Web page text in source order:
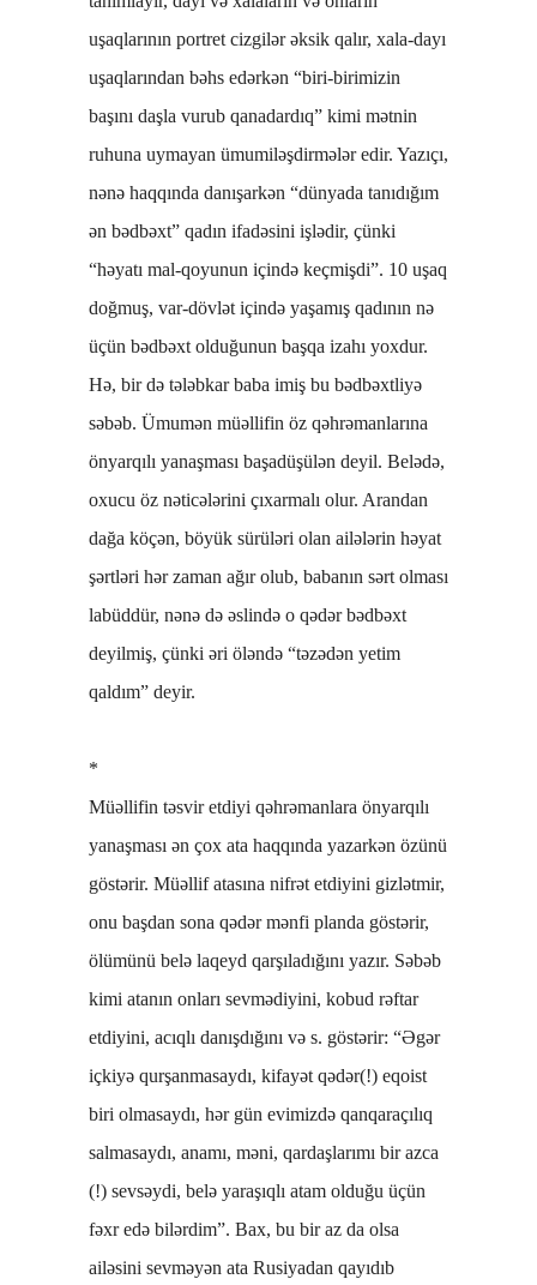
uşaqlarının portret cizgilər əksik qalır, xala-dayı
uşaqlarından bəhs edərkən “biri-birimizin
başını daşla vurub qanadardıq” kimi mətnin
ruhuna uymayan ümumiləşdirmələr edir. Yazıçı,
nənə haqqında danışarkən “dünyada tanıdığım
ən bədbəxt” qadın ifadəsini işlədir, çünki
“həyatı mal-qoyunun içində keçmişdi”. 10 uşaq
doğmuş, var-dövlət içində yaşamış qadının nə
üçün bədbəxt olduğunun başqa izahı yoxdur.
Hə, bir də tələbkar baba imiş bu bədbəxtliyə
səbəb. Ümumən müəllifin öz qəhrəmanlarına
önyarqılı yanaşması başadüşülən deyil. Belədə,
oxucu öz nəticələrini çıxarmalı olur. Arandan
dağa köçən, böyük sürüləri olan ailələrin həyat
şərtləri hər zaman ağır olub, babanın sərt olması
labüddür, nənə də əslində o qədər bədbəxt
deyilmiş, çünki əri öləndə “təzədən yetim
qaldım” deyir.
*
Müəllifin təsvir etdiyi qəhrəmanlara önyarqılı
yanaşması ən çox ata haqqında yazarkən özünü
göstərir. Müəllif atasına nifrət etdiyini gizlətmir,
onu başdan sona qədər mənfi planda göstərir,
ölümünü belə laqeyd qarşıladığını yazır. Səbəb
kimi atanın onları sevmədiyini, kobud rəftar
etdiyini, acıqlı danışdığını və s. göstərir: “Əgər
içkiyə qurşanmasaydı, kifayət qədər(!) eqoist
biri olmasaydı, hər gün evimizdə qanqaraçılıq
salmasaydı, anamı, məni, qardaşlarımı bir azca
(!) sevsəydi, belə yaraşıqlı atam olduğu üçün
fəxr edə bilərdim”. Bax, bu bir az da olsa
ailəsini sevməyən ata Rusiyadan qayıdıb